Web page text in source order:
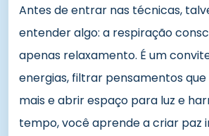
Antes de entrar nas técnicas,
entender algo: a respiração
apenas relaxamento. É um
energias, filtrar pensamentos
mais e abrir espaço para luz e
tempo, você aprende a criar paz